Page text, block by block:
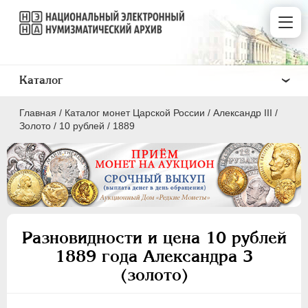
Главная / Каталог монет Царской России / Александр III /
Золото / 10 рублей / 1889
Разновидности и цена 10 рублей
1889 года Александра 3
(золото)
Каталог
ПEТР I 1699 - 1725
ПЕТР II 1727-1729
АННА ИОАННОВНА 1730-1740
ИОАНН АНТОНОВИЧ 1740-1741